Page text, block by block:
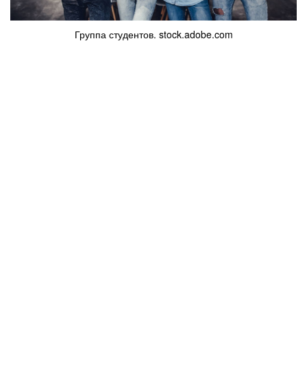
Группа студентов. stock.adobe.com